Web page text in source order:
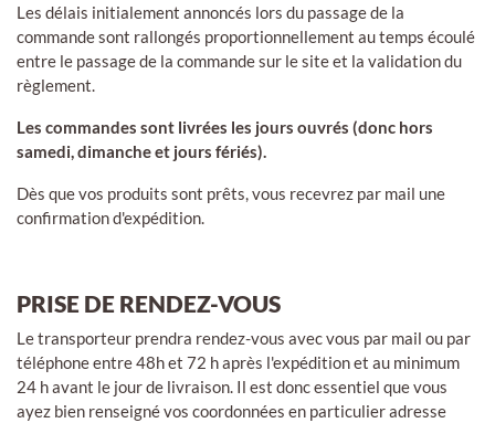
Les délais initialement annoncés lors du passage de la
commande sont rallongés proportionnellement au temps écoulé
entre le passage de la commande sur le site et la validation du
règlement.
Les commandes sont livrées les jours ouvrés (donc hors
samedi, dimanche et jours fériés).
Dès que vos produits sont prêts, vous recevrez par mail une
confirmation d'expédition.
PRISE DE RENDEZ-VOUS
Le transporteur prendra rendez-vous avec vous par mail ou par
téléphone entre 48h et 72 h après l'expédition et au minimum
24 h avant le jour de livraison. Il est donc essentiel que vous
ayez bien renseigné vos coordonnées en particulier adresse